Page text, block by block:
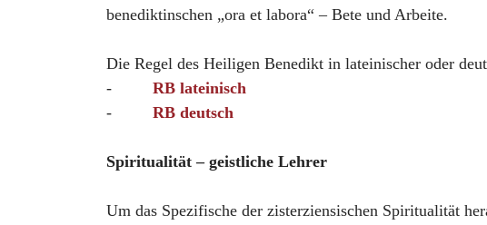
benediktinschen „ora et labora“ – Bete und Arbeite.
Die Regel des Heiligen Benedikt in lateinischer oder
-
RB lateinisch
- RB deutsch
Spiritualität – geistliche Lehrer
Um das Spezifische der zisterziensischen Spiritualität